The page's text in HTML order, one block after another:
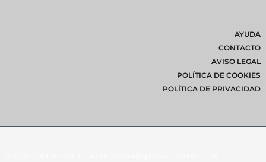
AYUDA
CONTACTO
AVISO LEGAL
POLÍTICA DE COOKIES
POLÍTICA DE PRIVACIDAD